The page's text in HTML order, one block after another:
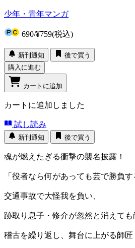
少年・青年マンガ
690/¥759(税込)
新刊通知
後で買う
購入に進む
カートに追加
カートに追加しました
試し読み
新刊通知 後で買う
魂が燃えたぎる衝撃の襲名披露！
「役者なら何があっても芸で勝負す
交通事故で大怪我を負い、
跡取り息子・修介が忽然と消えても
稽古を繰り返し、舞台に上がる師匠